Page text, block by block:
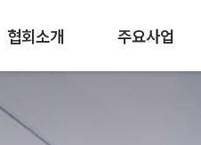
협회소개 주요사업
강화
기획협의회